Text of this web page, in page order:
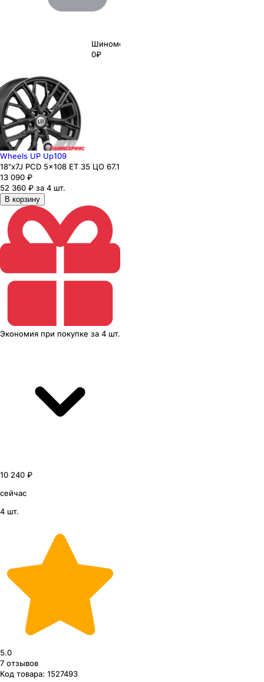
Шиномонтаж
0₽
Wheels UP Up109
18"x7J PCD 5x108 ЕТ 35 ЦО 67.1
13 090 ₽
52 360 ₽ за 4 шт.
В корзину
Экономия при покупке за 4 шт.
10 240 ₽
сейчас
4 шт.
5.0
7 отзывов
Код товара: 1527493